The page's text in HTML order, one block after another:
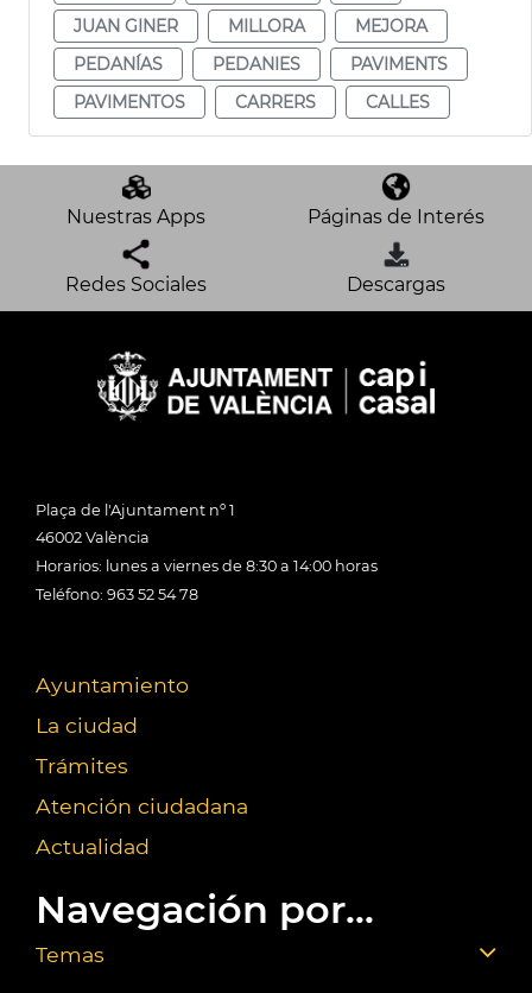
JUAN GINER
MILLORA
MEJORA
PEDANÍAS
PEDANIES
PAVIMENTS
PAVIMENTOS
CARRERS CALLES
Nuestras Apps Páginas de Interés
Redes Sociales Descargas
Plaça de l'Ajuntament nº 1
46002 València
Horarios: lunes a viernes de 8:30 a 14:00 horas
Teléfono: 963 52 54 78
Ayuntamiento
La ciudad
Trámites
Atención ciudadana
Actualidad
Navegación por...
Temas